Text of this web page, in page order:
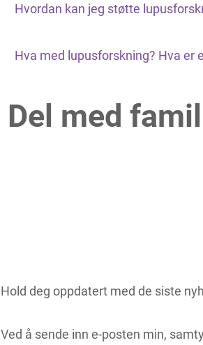
Hvordan kan jeg støtte
Hva med lupusforskning? Hva er
Del med
Hold deg oppdatert med de siste
Ved å sende inn e-posten min,